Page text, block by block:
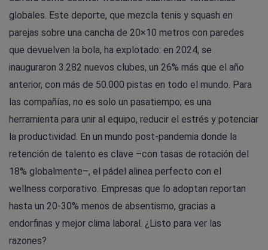
globales. Este deporte, que mezcla tenis y squash en
parejas sobre una cancha de 20×10 metros con paredes
que devuelven la bola, ha explotado: en 2024, se
inauguraron 3.282 nuevos clubes, un 26% más que el año
anterior, con más de 50.000 pistas en todo el mundo. Para
las compañías, no es solo un pasatiempo; es una
herramienta para unir al equipo, reducir el estrés y potenciar
la productividad. En un mundo post-pandemia donde la
retención de talento es clave –con tasas de rotación del
18% globalmente–, el pádel alinea perfecto con el
wellness corporativo. Empresas que lo adoptan reportan
hasta un 20-30% menos de absentismo, gracias a
endorfinas y mejor clima laboral. ¿Listo para ver las
razones?